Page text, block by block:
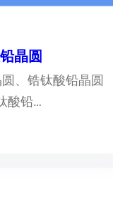
晶圆
、锆钛酸铅晶圆
酸铅…